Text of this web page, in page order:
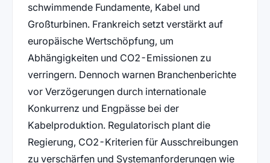
schwimmende Fundamente, Kabel und
Großturbinen. Frankreich setzt verstärkt auf
europäische Wertschöpfung, um
Abhängigkeiten und CO2-Emissionen zu
verringern. Dennoch warnen Branchenberichte
vor Verzögerungen durch internationale
Konkurrenz und Engpässe bei der
Kabelproduktion. Regulatorisch plant die
Regierung, CO2-Kriterien für Ausschreibungen
zu verschärfen und Systemanforderungen wie